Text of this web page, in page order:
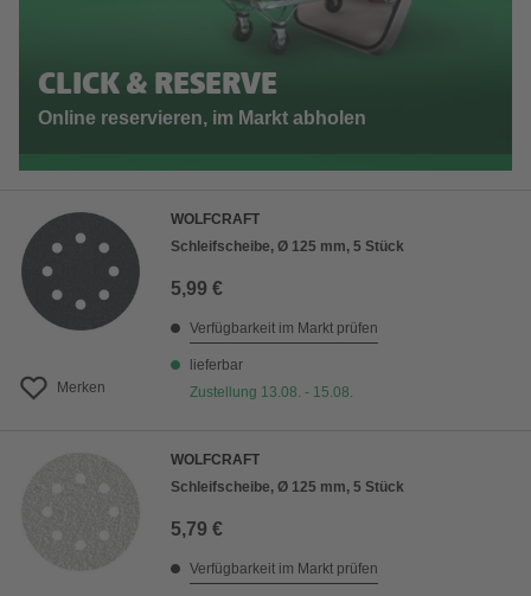
CLICK & RESERVE
Online reservieren, im Markt abholen
Merken
WOLFCRAFT
Schleifscheibe, Ø 125 mm, 5 Stück
5,99 €
Verfügbarkeit im Markt prüfen
lieferbar
Zustellung 13.08. - 15.08.
WOLFCRAFT
Schleifscheibe, Ø 125 mm, 5 Stück
5,79 €
Verfügbarkeit im Markt prüfen